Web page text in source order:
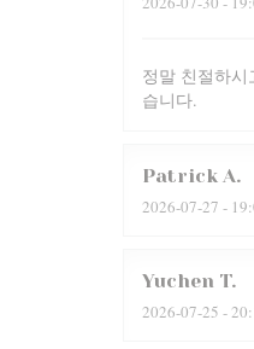
정말 친절하
습니다.
Patrick A
2026-07-27 -
Yuchen T
2026-07-25 -